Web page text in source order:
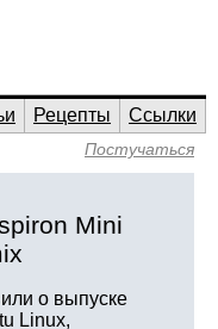
Рецепты
Ссылки
Постучаться
Mini
о выпуске
Linux,